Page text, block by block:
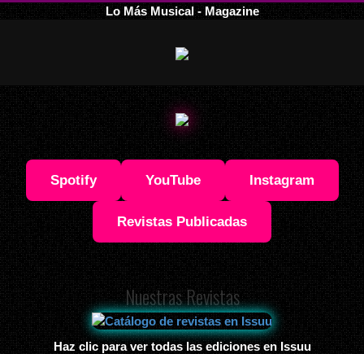
Lo Más Musical - Magazine
Spotify YouTube Instagram
Revistas Publicadas
Nuestras Revistas
Haz clic para ver todas las ediciones en Issuu